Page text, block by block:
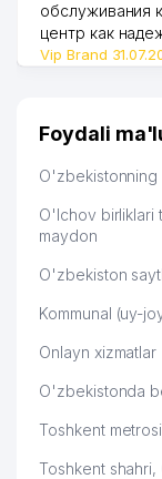
51
54
56
SOS
57
обслуживания
центр как
Vip Brand
Foydali
O'zbekistonning
O'lchov birliklari
maydon
O'zbekiston
Kommunal (uy-
Onlayn xizmatlar
O'zbekistonda
Toshkent
Toshkent